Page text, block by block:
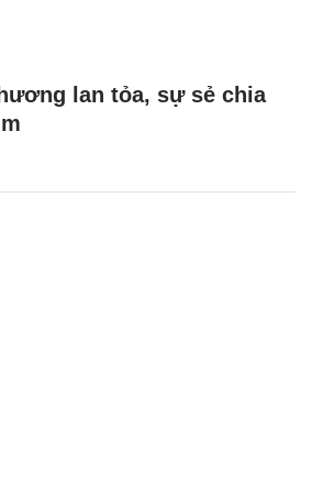
lan tỏa, sự sẻ chia